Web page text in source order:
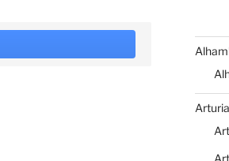
Arturia